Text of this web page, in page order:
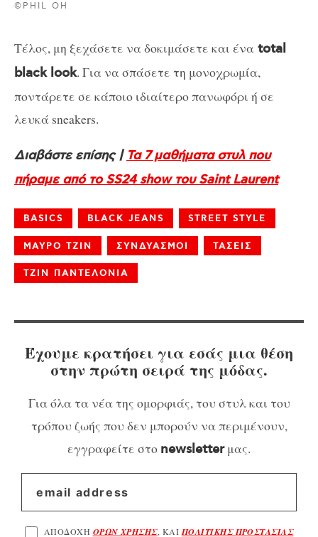
©PHIL OH
Τέλος, μη ξεχάσετε να δοκιμάσετε και ένα total
black look. Για να σπάσετε τη μονοχρωμία,
ποντάρετε σε κάποιο ιδιαίτερο πανωφόρι ή σε
λευκά sneakers.
Διαβάστε επίσης | Τα 7 μαθήματα στυλ που
πήραμε από το SS24 show του Saint Laurent
BASICS BLACK JEANS STREET STYLE
ΜΑΥΡΟ ΤΖΙΝ ΣΥΝΔΥΑΣΜΟΙ ΤΑΣΕΙΣ
ΤΖΙΝ ΠΑΝΤΕΛΟΝΙΑ
Έχουμε κρατήσει για εσάς μια θέση
στην πρώτη σειρά της μόδας.
Για όλα τα νέα της ομορφιάς, του στυλ και του
τρόπου ζωής που δεν μπορούν να περιμένουν,
εγγραφείτε στο newsletterμας.
ΑΠΟΔΟΧΗ ΟΡΩΝ ΧΡΗΣΗΣ, ΚΑΙ ΠΟΛΙΤΙΚΗΣ ΠΡΟΣΤΑΣΙΑΣ